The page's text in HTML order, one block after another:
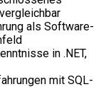
als Software-
in .NET,
mit SQL-